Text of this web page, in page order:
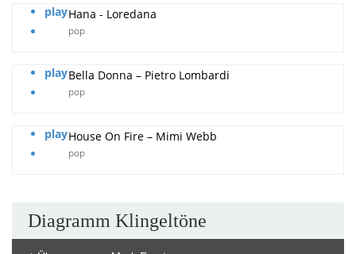
playHana - Loredana
pop
playBella Donna – Pietro Lombardi
pop
playHouse On Fire – Mimi Webb
pop
Diagramm Klingeltöne